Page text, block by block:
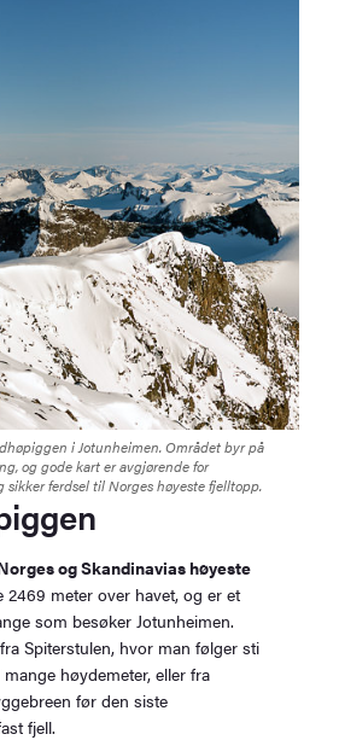
i Jotunheimen. Området byr på
og gode kart er avgjørende for
ferdsel til Norges høyeste fjelltopp.
og Skandinavias høyeste
2469 meter over havet, og er et
som besøker Jotunheimen.
Spiterstulen, hvor man følger sti
høydemeter, eller fra
før den siste
fjell.